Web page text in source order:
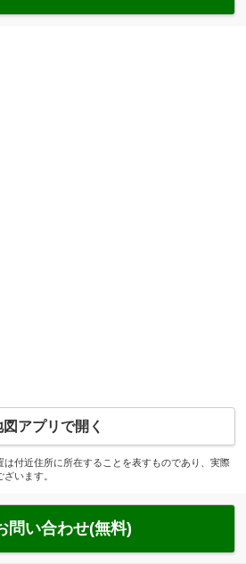
図アプリで開く
付近住所に所在することを表すものであり、実際
います。
問い合わせ(無料)